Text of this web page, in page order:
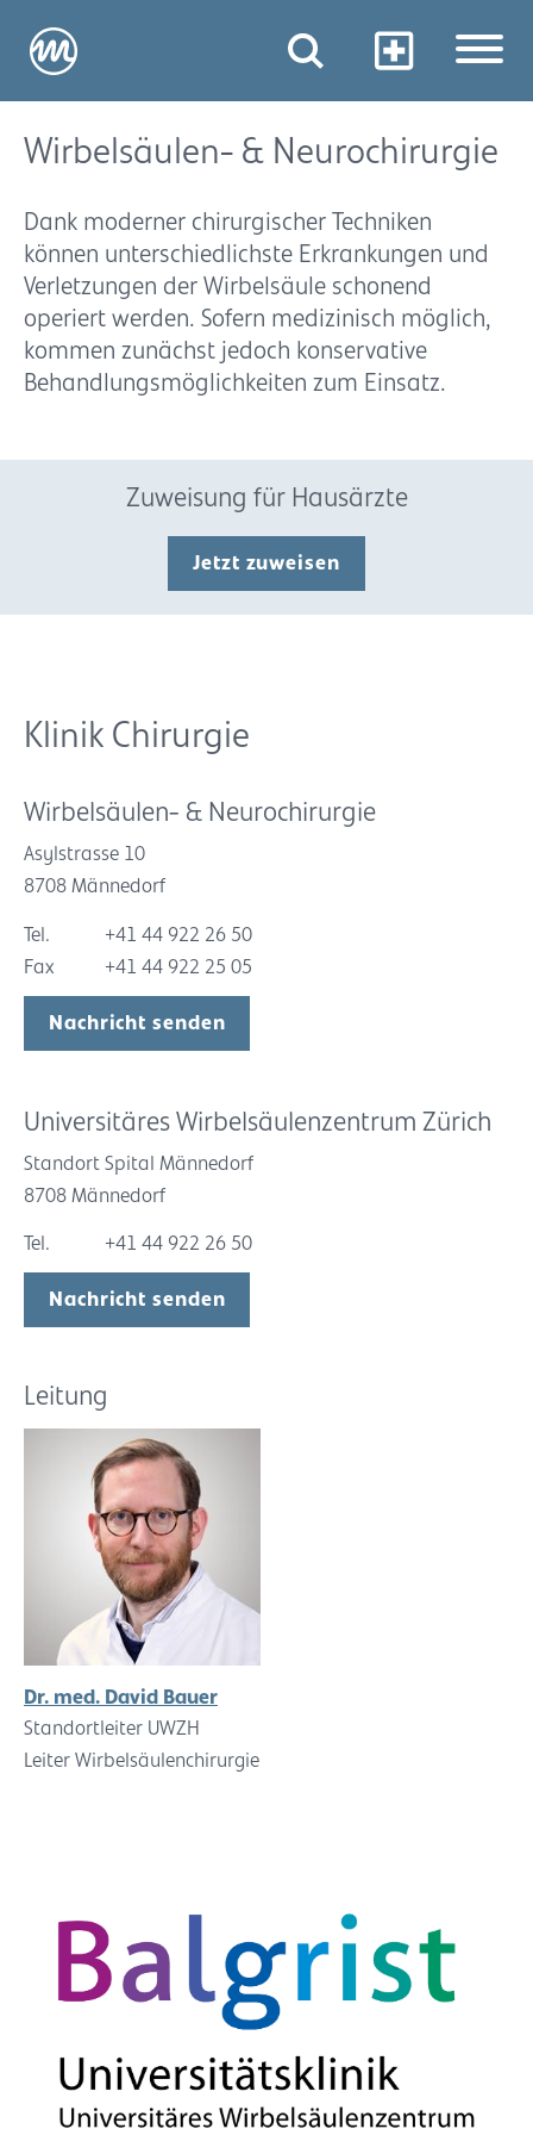
Wirbelsäulen- & Neurochirurgie
Dank moderner chirurgischer Techniken
können unterschiedlichste Erkrankungen und
Verletzungen der Wirbelsäule schonend
operiert werden. Sofern medizinisch möglich,
kommen zunächst jedoch konservative
Behandlungsmöglichkeiten zum Einsatz.
Zuweisung für Hausärzte
Jetzt zuweisen
Klinik Chirurgie
Wirbelsäulen- & Neurochirurgie
Asylstrasse 10
8708 Männedorf
Tel.
+41 44 922 26 50
Fax
+41 44 922 25 05
Nachricht senden
Universitäres Wirbelsäulenzentrum Zürich
Standort Spital Männedorf
8708 Männedorf
Tel. +41 44 922 26 50
Nachricht senden
Leitung
Dr. med. David Bauer
Standortleiter UWZH
Leiter Wirbelsäulenchirurgie